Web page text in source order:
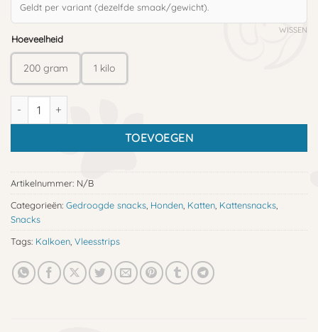
Geldt per variant (dezelfde smaak/gewicht).
Hoeveelheid
200 gram 1 kilo
WISSEN
TOEVOEGEN
Artikelnummer: N/B
Categorieën: Gedroogde snacks, Honden, Katten, Kattensnacks,
Snacks
Tags: Kalkoen, Vleesstrips